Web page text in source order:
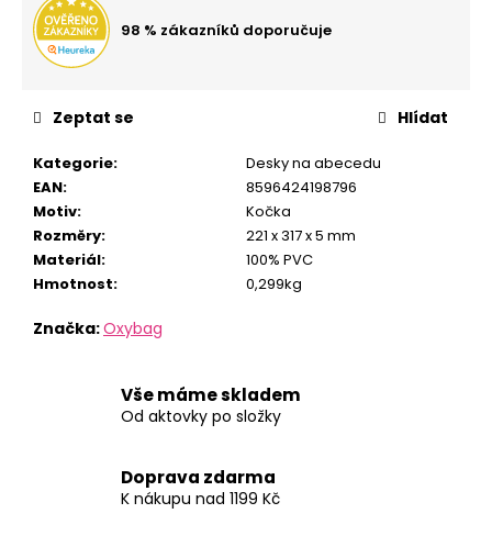
98 % zákazníků doporučuje
Kategorie:
Desky na abecedu
EAN:
8596424198796
Motiv:
Kočka
Rozměry:
221 x 317 x 5 mm
Materiál:
100% PVC
Hmotnost: 0,299kg
Značka:Oxybag
Zeptat se Hlídat
Vše máme skladem
Od aktovky po složky
Doprava zdarma
K nákupu nad 1199 Kč
e
m
STUDENTSKÝ
BATOH
OXY
SCOOLER
GRAFFITI
PINK
449
Kč